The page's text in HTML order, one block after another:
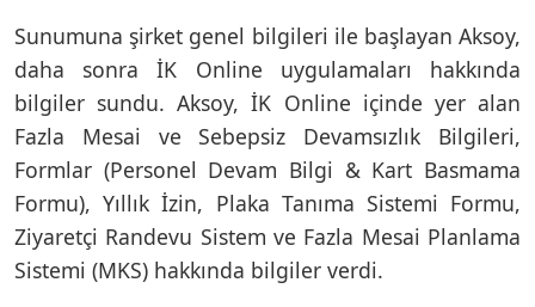
Sunumuna şirket genel bilgileri ile başlayan Aksoy,
daha sonra İK Online uygulamaları hakkında
bilgiler sundu. Aksoy, İK Online içinde yer alan
Fazla Mesai ve Sebepsiz Devamsızlık Bilgileri,
Formlar (Personel Devam Bilgi & Kart Basmama
Formu), Yıllık İzin, Plaka Tanıma Sistemi Formu,
Ziyaretçi Randevu Sistem ve Fazla Mesai Planlama
Sistemi (MKS) hakkında bilgiler verdi.